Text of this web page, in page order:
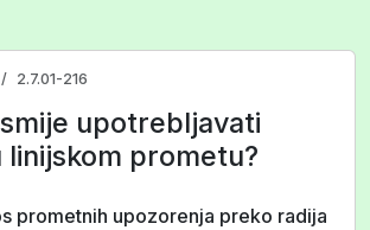
2.7.01-216
upotrebljavati
linijskom prometu?
prometnih upozorenja preko radija